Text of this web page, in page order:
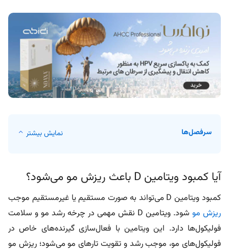
سرفصل‌ها نمایش بیشتر
آیا کمبود ویتامین D باعث ریزش مو می‌شود؟
کمبود ویتامین D می‌تواند به صورت مستقیم یا غیرمستقیم موجب
ریزش مو
شود. ویتامین D نقش مهمی در چرخه رشد مو و سلامت
فولیکول‌ها دارد. این ویتامین با فعال‌سازی گیرنده‌های خاص در
فولیکول‌های مو، موجب رشد و تقویت تارهای مو می‌شود؛ ریزش مو